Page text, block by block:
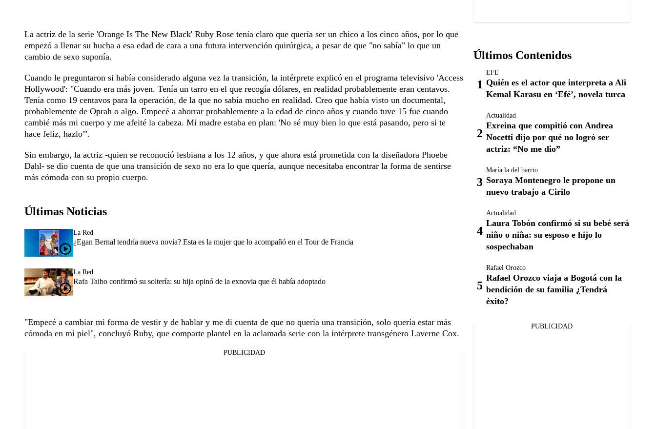
La actriz de la serie 'Orange Is The New Black' Ruby Rose tenía claro que quería ser un chico a los cinco años, por lo que
empezó a llenar su hucha a esa edad de cara a una futura intervención quirúrgica, a pesar de que "no sabía" lo que un
cambio de sexo suponía.
Cuando le preguntaron si había considerado alguna vez la transición, la intérprete explicó en el programa televisivo 'Access
Hollywood': "Cuando era más joven. Tenía un tarro en el que recogía dólares, en realidad probablemente eran centavos.
Tenía como 19 centavos para la operación, de la que no sabía mucho en realidad. Creo que había visto un documental,
probablemente de Oprah o algo. Empecé a ahorrar probablemente a la edad de cinco años y cuando tuve 15 fue cuando
cambié más mi cuerpo y me afeité la cabeza. Mi madre estaba en plan: 'No sé muy bien lo que está pasando, pero si te
hace feliz, hazlo'".
Sin embargo, la actriz -quien se reconoció lesbiana a los 12 años, y que ahora está prometida con la diseñadora Phoebe
Dahl- se dio cuenta de que una transición de sexo no era lo que quería, aunque necesitaba encontrar la forma de sentirse
más cómoda con su propio cuerpo.
Últimas Noticias
La Red
¿Egan Bernal tendría nueva novia? Esta es la mujer que lo acompañó en el Tour de Francia
La Red
Rafa Taibo confirmó su soltería: su hija opinó de la exnovia que él había adoptado
"Empecé a cambiar mi forma de vestir y de hablar y me di cuenta de que no quería una transición, solo quería estar más
cómoda en mi piel", concluyó Ruby, que comparte plantel en la aclamada serie con la intérprete transgénero Laverne Cox.
PUBLICIDAD
Últimos Contenidos
EFÉ
Quién es el actor que interpreta a Ali
Kemal Karasu en ‘Efé’, novela turca
Actualidad
Exreina que compitió con Andrea
Nocetti dijo por qué no logró ser
actriz: “No me dio”
María la del barrio
Soraya Montenegro le propone un
nuevo trabajo a Cirilo
Actualidad
Laura Tobón confirmó si su bebé será
niño o niña: su esposo e hijo lo
sospechaban
Rafael Orozco
Rafael Orozco viaja a Bogotá con la
bendición de su familia ¿Tendrá
éxito?
PUBLICIDAD